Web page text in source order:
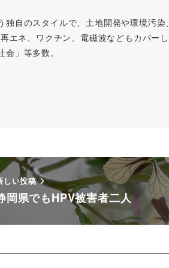
自のスタイルで、土地開発や環境汚
ネ、ワクチン、電磁波などもカバー
」等多数。
しい投稿
岡県でもHPV被害者二人